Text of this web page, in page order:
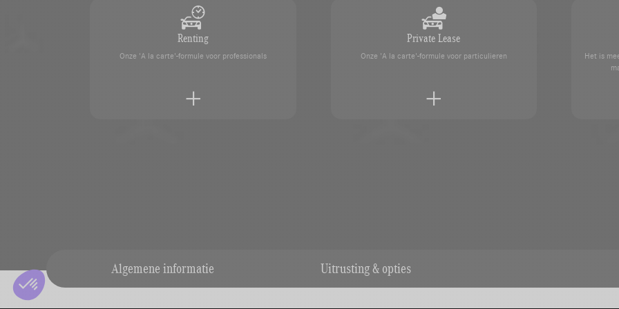
Algemene informatie Uitrusting & opties
Renting
Onze 'A la carte'-formule voor professionals
Private Lease
Onze 'A la carte'-formule voor particulieren
Het is